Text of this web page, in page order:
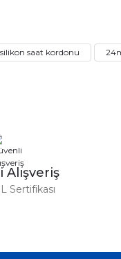
2026
aldim arayip teyit
02/2026
saat kordonu
Alışveriş
Sertifikası